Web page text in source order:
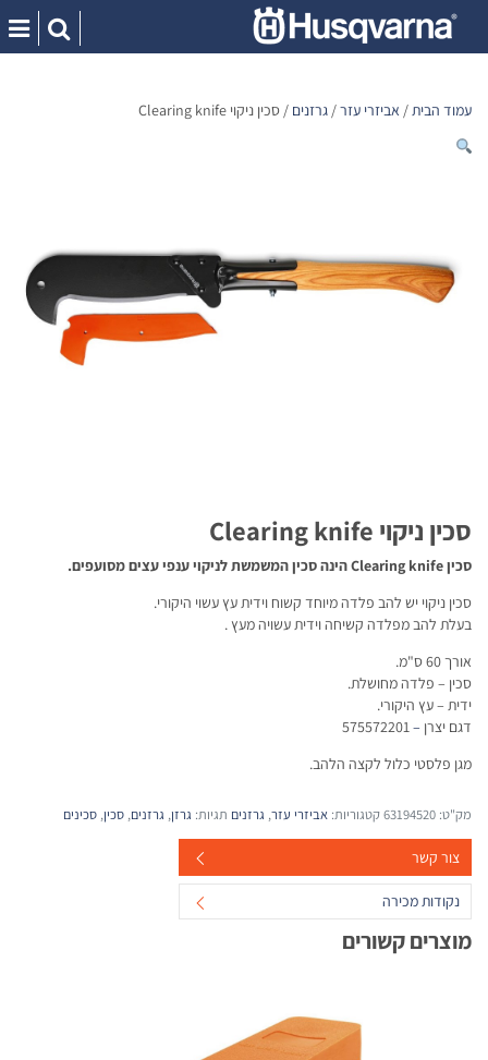
content
עמוד הבית/ אביזרי עזר/ גרזנים / סכין ניקוי Clearing knife
סכין ניקוי Clearing knife
סכין Clearing knife הינה סכין המשמשת לניקוי ענפי עצים מסועפים.
סכין ניקוי יש להב פלדה מיוחד קשוח וידית עץ עשוי היקורי.
בעלת להב מפלדה קשיחה וידית עשויה מעץ .
אורך 60 ס"מ.
סכין – פלדה מחושלת.
ידית – עץ היקורי.
דגם יצרן –
מגן פלסטי כלול לקצה הלהב.
מק"ט: 63194520קטגוריות: אביזרי עזר, גרזנים תגיות: גרזן, גרזנים, סכין, סכינים
צור קשר
נקודות מכירה
מוצרים קשורים